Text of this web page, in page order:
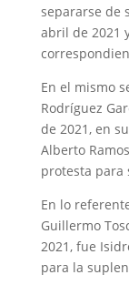
separarse de
abril de 2021
En el mismo
Rodríguez
de 2021, en
Alberto
protesta para
En lo
Guillermo
2021, fue
para la